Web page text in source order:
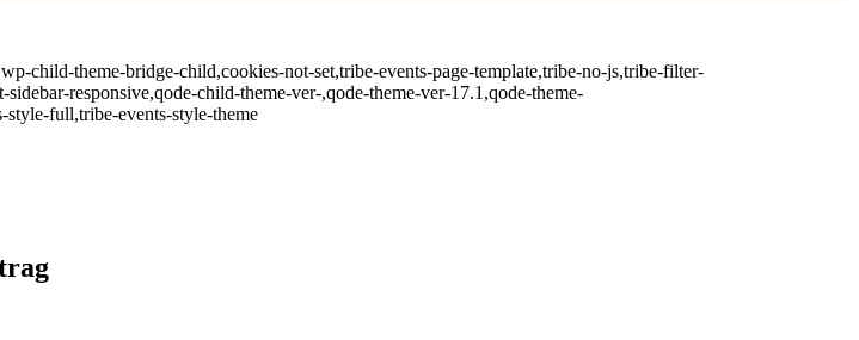
child-theme-bridge-child,cookies-not-set,tribe-events-page-template,tribe-no-js,tribe-filter-
responsive,qode-child-theme-ver-,qode-theme-ver-17.1,qode-theme-
style-full,tribe-events-style-theme